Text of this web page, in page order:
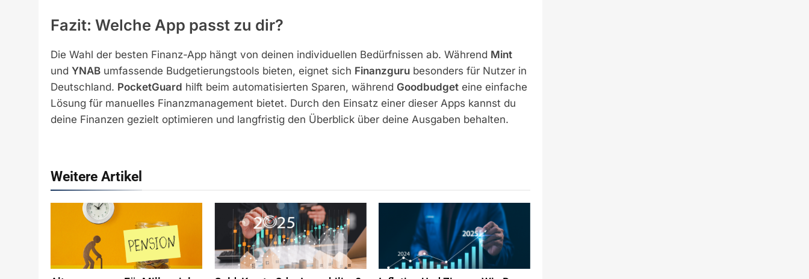
Fazit: Welche App passt zu dir?
Die Wahl der besten Finanz-App hängt von deinen individuellen Bedürfnissen ab. Während Mint
und YNAB umfassende Budgetierungstools bieten, eignet sich Finanzguru besonders für Nutzer in
Deutschland. PocketGuard hilft beim automatisierten Sparen, während Goodbudget eine einfache
Lösung für manuelles Finanzmanagement bietet. Durch den Einsatz einer dieser Apps kannst du
deine Finanzen gezielt optimieren und langfristig den Überblick über deine Ausgaben behalten.
Weitere Artikel